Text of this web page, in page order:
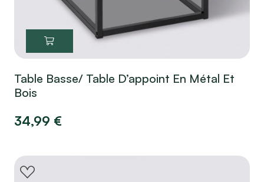
Table Basse/ Table D’appoint En Métal Et
Bois
34,99 €